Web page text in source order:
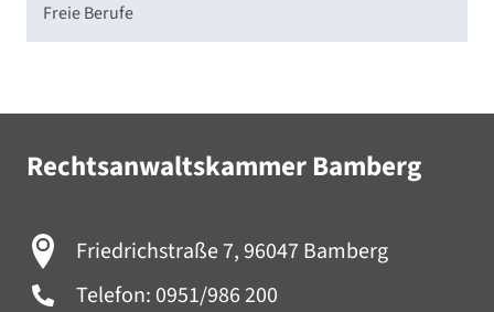
Freie Berufe
Rechtsanwaltskammer Bamberg
Friedrichstraße 7, 96047 Bamberg
Telefon: 0951/986 200